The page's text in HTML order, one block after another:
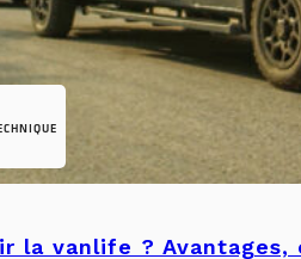
la vanlife ?